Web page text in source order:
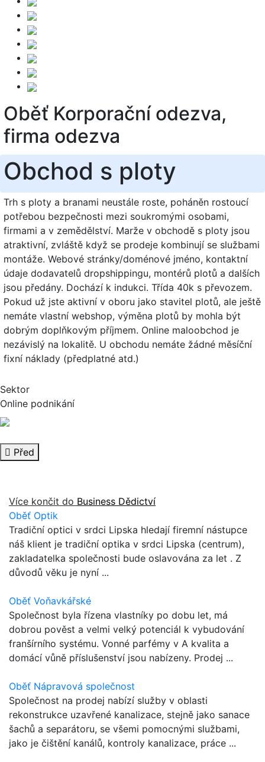
Oběť Korporační odezva,
firma odezva
Obchod s ploty
Trh s ploty a branami neustále roste, poháněn rostoucí
potřebou bezpečnosti mezi soukromými osobami,
firmami a v zemědělství. Marže v obchodě s ploty jsou
atraktivní, zvláště když se prodeje kombinují se službami
montáže. Webové stránky/doménové jméno, kontaktní
údaje dodavatelů dropshippingu, montérů plotů a dalších
jsou předány. Dochází k indukci. Třída 40k s převozem.
Pokud už jste aktivní v oboru jako stavitel plotů, ale ještě
nemáte vlastní webshop, výměna plotů by mohla být
dobrým doplňkovým příjmem. Online maloobchod je
nezávislý na lokalitě. U obchodu nemáte žádné měsíční
fixní náklady (předplatné atd.)
Sektor
Online podnikání
Před
Více končit do Business Dědictví
Oběť Optik
Tradiční optici v srdci Lipska hledají firemní nástupce
náš klient je tradiční optika v srdci Lipska (centrum),
zakladatelka společnosti bude oslavována za let . Z
důvodů věku je nyní ...
Oběť Voňavkářské
Společnost byla řízena vlastníky po dobu let, má
dobrou pověst a velmi velký potenciál k vybudování
franšírního systému. Vonné parfémy v A kvalita a
domácí vůně příslušenství jsou nabízeny. Prodej ...
Oběť Nápravová společnost
Společnost na prodej nabízí služby v oblasti
rekonstrukce uzavřené kanalizace, stejně jako sanace
šachů a separátoru, se všemi pomocnými službami,
jako je čištění kanálů, kontroly kanalizace, práce ...